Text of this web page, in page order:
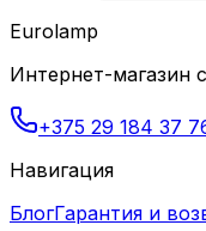
Eurolamp
Интернет-магазин
+375 29 184 37
Навигация
БлогГарантия и